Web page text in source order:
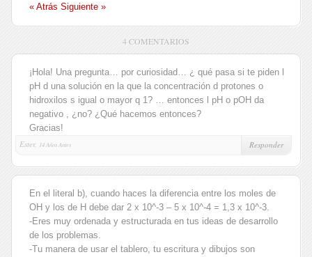
« Atrás Siguiente »
4 COMENTARIOS
¡Hola! Una pregunta… por curiosidad… ¿ qué pasa si te piden l
pH d una solución en la que la concentración d protones o
hidroxilos s igual o mayor q 1? … entonces l pH o pOH da
negativo , ¿no? ¿Qué hacemos entonces?
Gracias!
Ester, 14 Años Antes Responder
En el literal b), cuando haces la diferencia entre los moles de
OH y los de H debe dar 2 x 10^-3 – 5 x 10^-4 = 1,3 x 10^-3.
-Eres muy ordenada y estructurada en tus ideas de desarrollo
de los problemas.
-Tu manera de usar el tablero, tu escritura y dibujos son